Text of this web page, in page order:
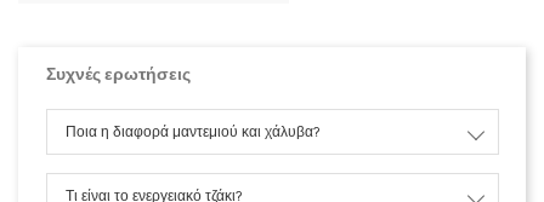
Συχνές ερωτήσεις
Ποια η διαφορά μαντεμιού και χάλυβα?
Τι είναι το ενεργειακό τζάκι?